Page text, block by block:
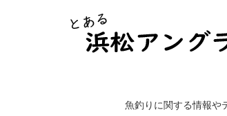
魚釣りに関する情報や